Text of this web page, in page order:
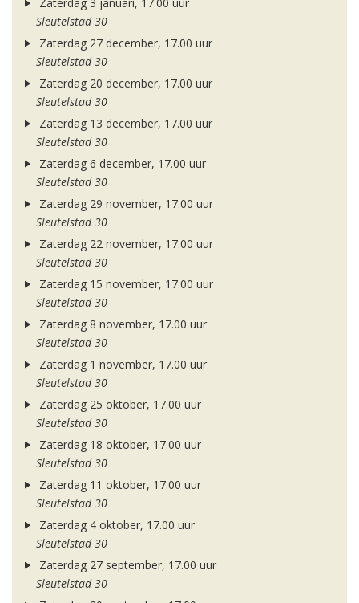
Zaterdag 3 januari, 17.00 uur
Sleutelstad 30
Zaterdag 27 december, 17.00 uur
Sleutelstad 30
Zaterdag 20 december, 17.00 uur
Sleutelstad 30
Zaterdag 13 december, 17.00 uur
Sleutelstad 30
Zaterdag 6 december, 17.00 uur
Sleutelstad 30
Zaterdag 29 november, 17.00 uur
Sleutelstad 30
Zaterdag 22 november, 17.00 uur
Sleutelstad 30
Zaterdag 15 november, 17.00 uur
Sleutelstad 30
Zaterdag 8 november, 17.00 uur
Sleutelstad 30
Zaterdag 1 november, 17.00 uur
Sleutelstad 30
Zaterdag 25 oktober, 17.00 uur
Sleutelstad 30
Zaterdag 18 oktober, 17.00 uur
Sleutelstad 30
Zaterdag 11 oktober, 17.00 uur
Sleutelstad 30
Zaterdag 4 oktober, 17.00 uur
Sleutelstad 30
Zaterdag 27 september, 17.00 uur
Sleutelstad 30